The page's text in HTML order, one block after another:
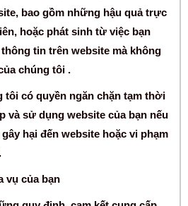
bao gồm những hậu quả trực
hoặc phát sinh từ việc bạn
tin trên website mà không
chúng tôi .
tôi có quyền ngăn chặn tạm thời
và sử dụng website của bạn nếu
hại đến website hoặc vi phạm
vụ của bạn